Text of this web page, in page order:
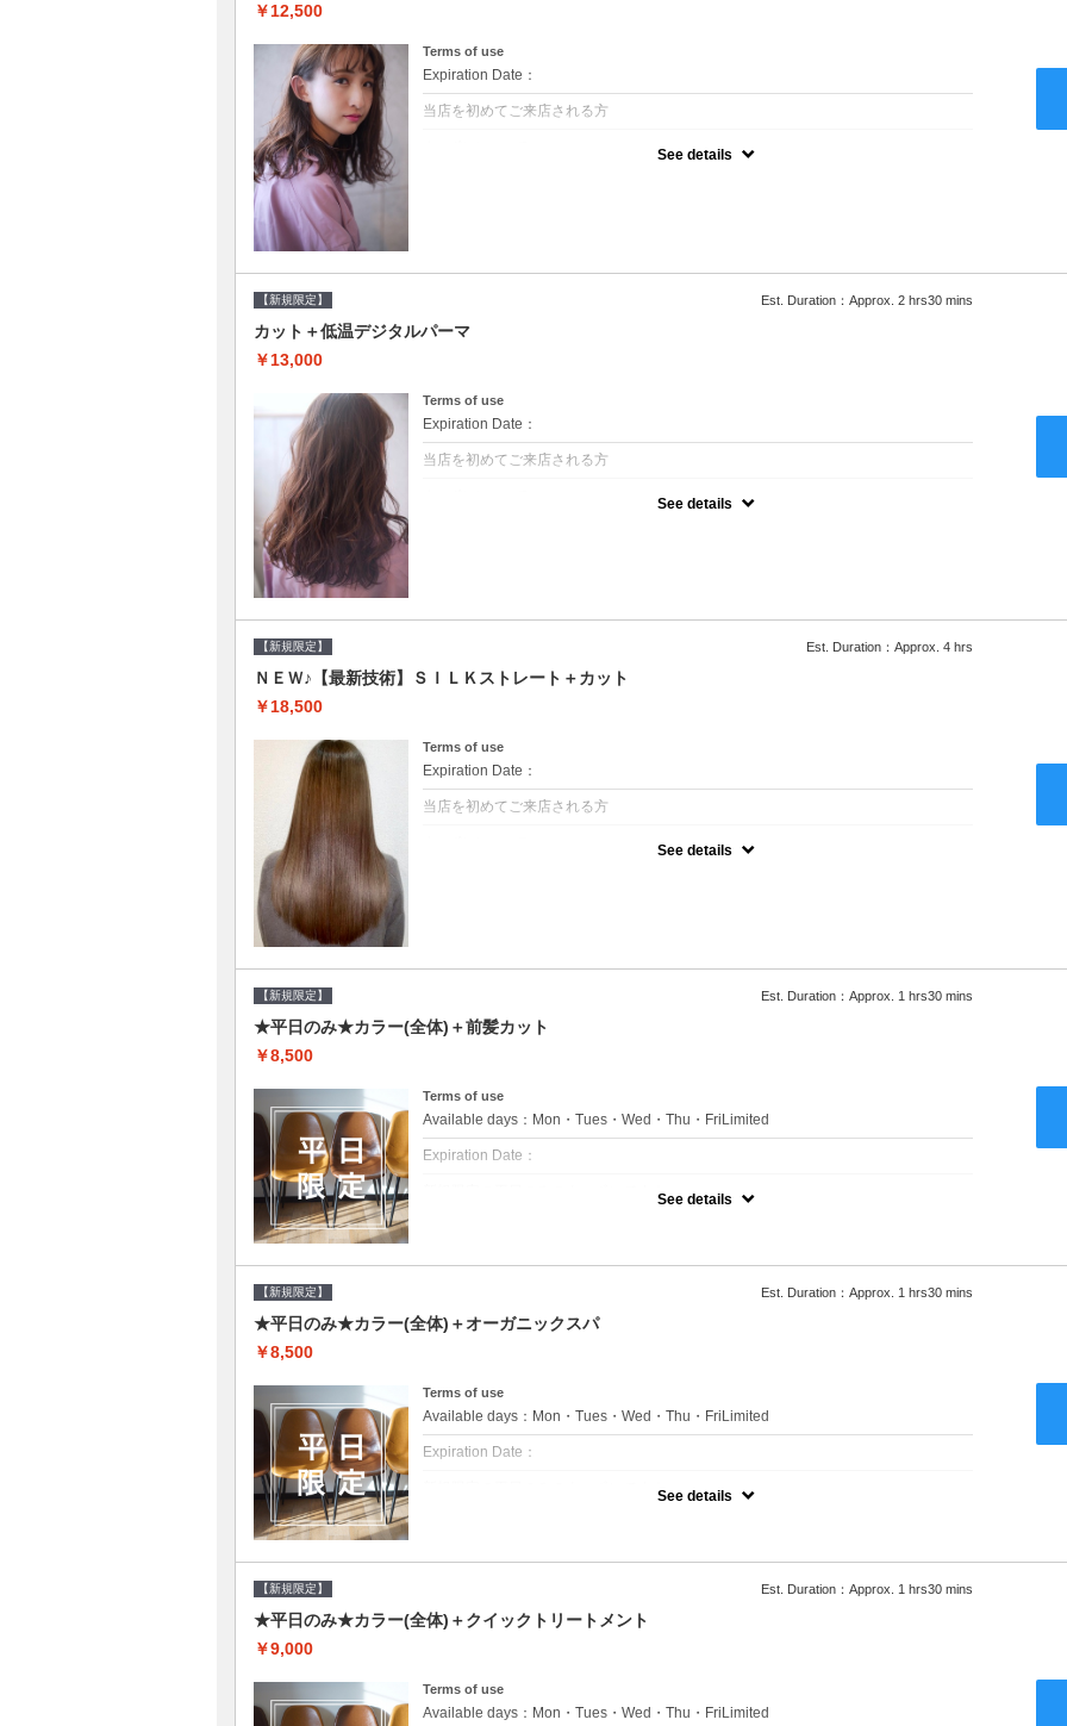
￥12,500
Terms of use
Expiration Date：
当店を初めてご来店される方
See details
【新規限定】 Est. Duration：Approx. 2 hrs30 mins
カット＋低温デジタルパーマ
￥13,000
Terms of use
Expiration Date：
当店を初めてご来店される方
See details
【新規限定】 Est. Duration：Approx. 4 hrs
ＮＥＷ♪【最新技術】ＳＩＬＫストレート＋カット
￥18,500
Terms of use
Expiration Date：
当店を初めてご来店される方
See details
【新規限定】 Est. Duration：Approx. 1 hrs30 mins
★平日のみ★カラー(全体)＋前髪カット
￥8,500
Terms of use
Available days：Mon・Tues・Wed・Thu・FriLimited
Expiration Date：
新規限定の平日のみのクーポンです★
をご提案させて頂きます●選べるシャンプー付き●次回以降は早期割引で10～20%off
See details
【新規限定】 Est. Duration：Approx. 1 hrs30 mins
★平日のみ★カラー(全体)＋オーガニックスパ
￥8,500
Terms of use
Available days：Mon・Tues・Wed・Thu・FriLimited
Expiration Date：
新規限定の平日のみのクーポンです★
をご提案させて頂きます●選べるシャンプー付き●次回以降は早期割引で10～20%off
See details
【新規限定】 Est. Duration：Approx. 1 hrs30 mins
★平日のみ★カラー(全体)＋クイックトリートメント
￥9,000
Terms of use
Available days：Mon・Tues・Wed・Thu・FriLimited